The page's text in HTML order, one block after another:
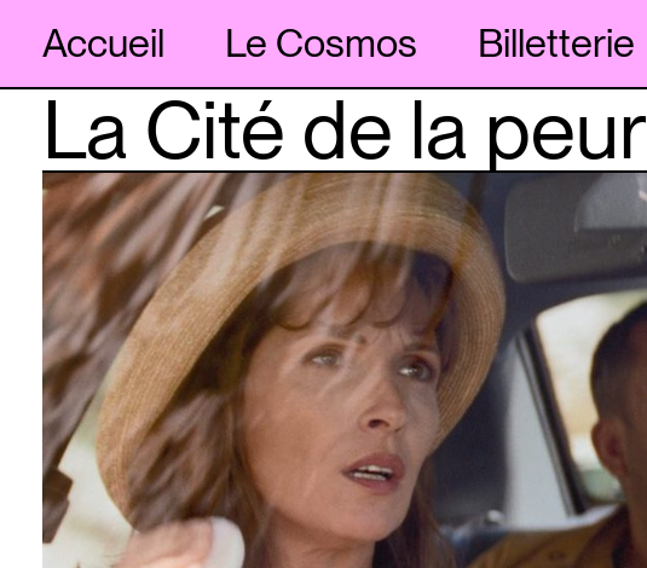
Skip
content
Accueil Le Cosmos Billetterie
La Cité de la peur